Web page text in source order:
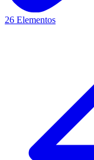
26 Elementos